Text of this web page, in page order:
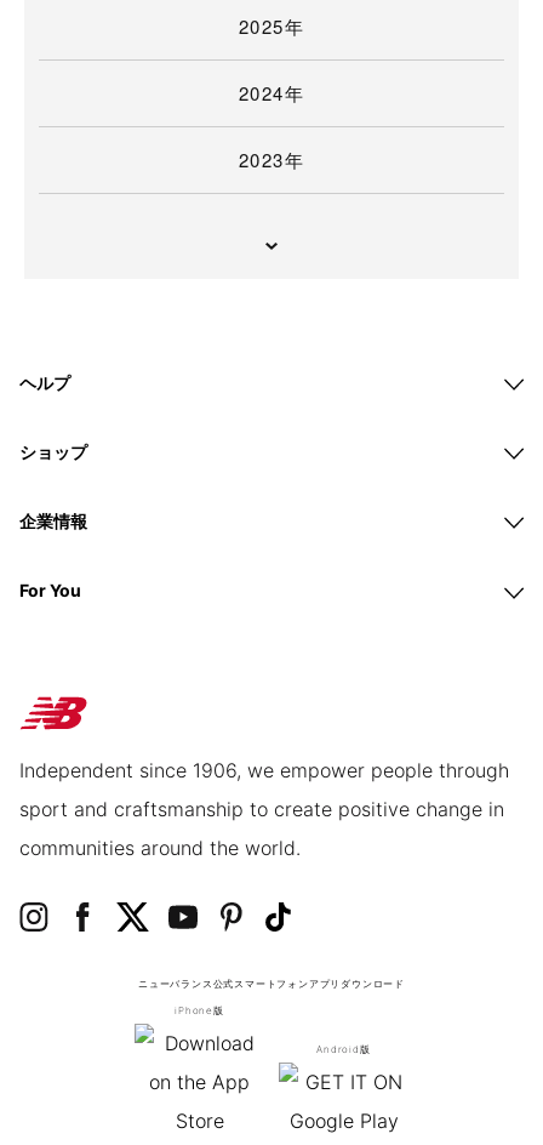
2025年
2024年
2023年
ヘルプ
ショップ
企業情報
For You
Independent since 1906, we empower people through
sport and craftsmanship to create positive change in
communities around the world.
ニューバランス公式スマートフォンアプリ ダウンロード
iPhone版
Android版